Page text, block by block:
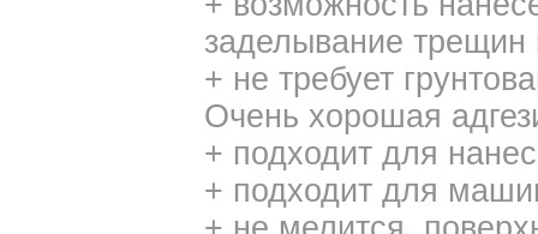
заделывание
+ не требует
Очень хорошая
+ подходит для
+ подходит для